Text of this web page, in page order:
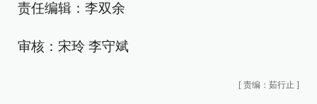
责任编辑：李双余
审核：宋玲 李守斌
[ 责编：茹行止 ]